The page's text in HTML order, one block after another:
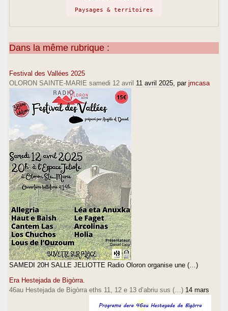
Paysages & territoires
Dans la même rubrique :
Festival des Vallées 2025
OLORON SAINTE-MARIE samedi 12 avril 11 avril 2025 , par jmcasa
SAMEDI 20H SALLE JELIOTTE Radio Oloron organise une (…)
Era Hestejada de Bigòrra.
46au Hestejada de Bigòrra eths 11, 12 e 13 d’abriu sus (…) 14 mars